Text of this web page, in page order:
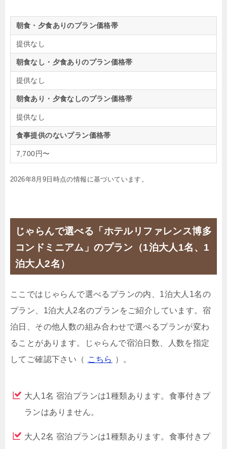
朝食・夕食ありのプラン価格帯
提供なし
朝食なし・夕食ありのプラン価格帯
提供なし
朝食あり・夕食なしのプラン価格帯
提供なし
食事提供のないプラン価格帯
7,700円〜
2026年8月9日時点の情報に基づいています。
じゃらんで選べる「ホテルリファレンス博多
コンドミニアム」のプラン（1泊大人1名、1
泊大人2名）
ここではじゃらんで選べるプランの内、1泊大人1名の
プラン、1泊大人2名のプランをご紹介しています。宿
泊日、その他人数の組み合わせで選べるプランが変わ
ることがあります。じゃらんで宿泊日数、人数を指定
してご確認下さい（ こちら ）。
大人1名 宿泊プランは1種類あります。食事付きプ
ランはありません。
大人2名 宿泊プランは1種類あります。食事付きプ